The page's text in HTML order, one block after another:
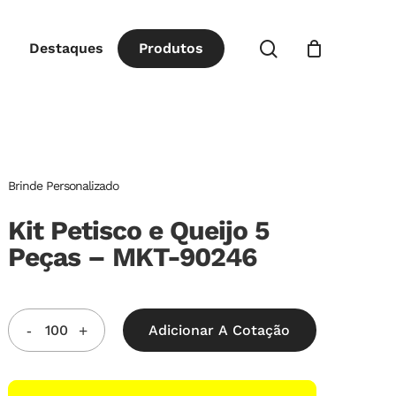
Destaques Produtos procurar
Brinde Personalizado
Kit Petisco e Queijo 5
Peças – MKT-90246
Adicionar A Cotação